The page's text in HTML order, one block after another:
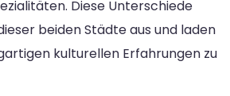
Diese Unterschiede
beiden Städte aus und laden
kulturellen Erfahrungen zu